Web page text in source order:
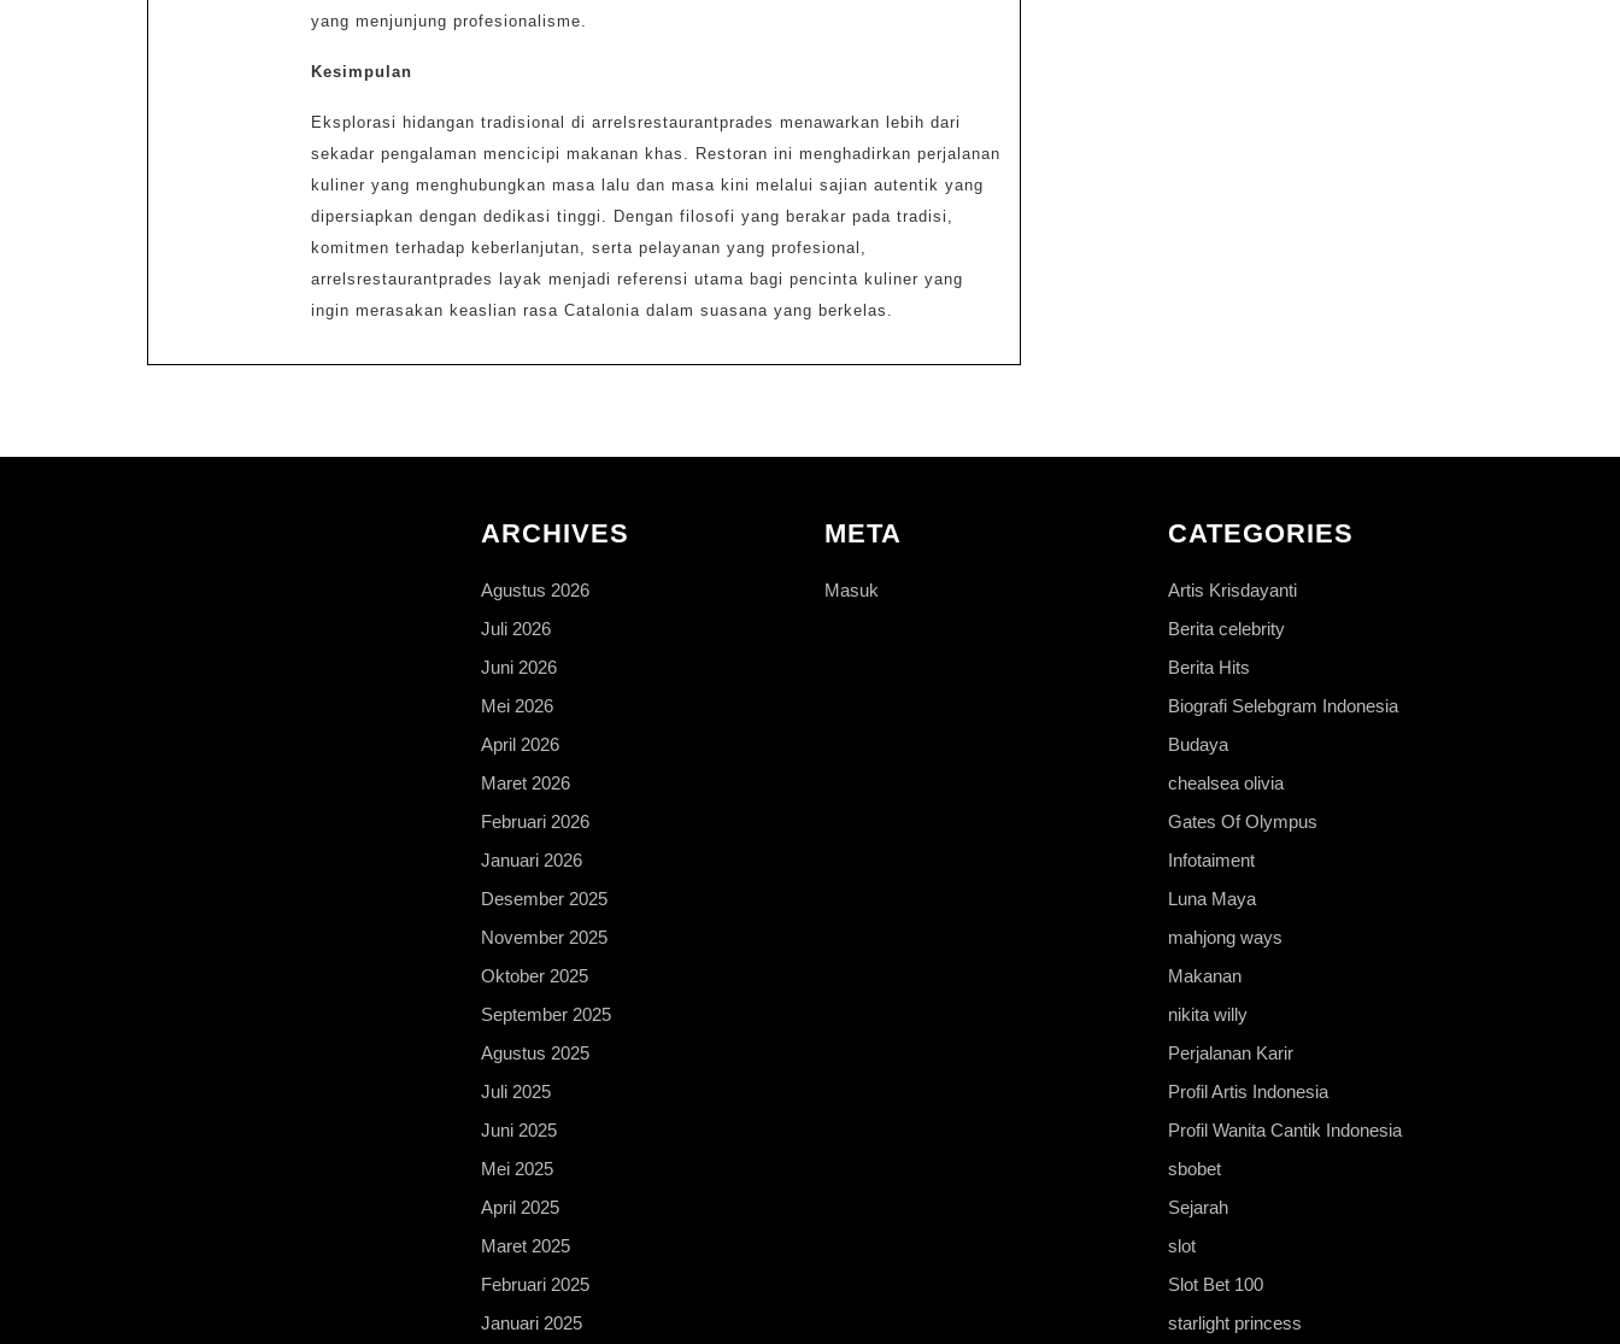
yang menjunjung profesionalisme.
Kesimpulan
Eksplorasi hidangan tradisional di arrelsrestaurantprades menawarkan lebih dari
sekadar pengalaman mencicipi makanan khas. Restoran ini menghadirkan perjalanan
kuliner yang menghubungkan masa lalu dan masa kini melalui sajian autentik yang
dipersiapkan dengan dedikasi tinggi. Dengan filosofi yang berakar pada tradisi,
komitmen terhadap keberlanjutan, serta pelayanan yang profesional,
arrelsrestaurantprades layak menjadi referensi utama bagi pencinta kuliner yang
ingin merasakan keaslian rasa Catalonia dalam suasana yang berkelas.
ARCHIVES
Agustus 2026
Juli 2026
Juni 2026
Mei 2026
April 2026
Maret 2026
Februari 2026
Januari 2026
Desember 2025
November 2025
Oktober 2025
September 2025
Agustus 2025
Juli 2025
Juni 2025
Mei 2025
April 2025
Maret 2025
Februari 2025
Januari 2025
META
Masuk
CATEGORIES
Artis Krisdayanti
Berita celebrity
Berita Hits
Biografi Selebgram Indonesia
Budaya
chealsea olivia
Gates Of Olympus
Infotaiment
Luna Maya
mahjong ways
Makanan
nikita willy
Perjalanan Karir
Profil Artis Indonesia
Profil Wanita Cantik Indonesia
sbobet
Sejarah
slot
Slot Bet 100
starlight princess